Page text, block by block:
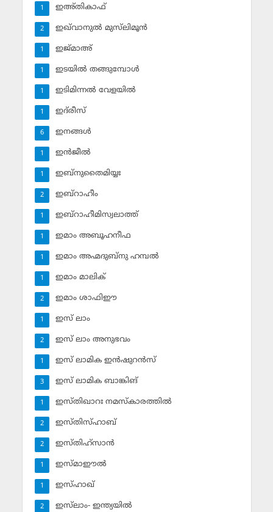
ഇഅ്തികാഫ്‌
1
ഇഖ്‌വാനുല്‍ മുസ്‌ലിമൂന്‍
2
ഇജ്മാഅ്
1
ഇടയില്‍ തങ്ങുമ്പോള്‍
1
ഇടിമിന്നല്‍ വേളയില്‍
1
ഇദ്‌രീസ്‌
1
ഇനങ്ങള്‍
6
ഇന്‍ജീല്‍
1
ഇബ്‌നുതൈമിയ്യഃ
1
ഇബ്‌റാഹീം
2
ഇബ്‌റാഹീമിസ്വലാത്ത്
1
ഇമാം അബൂഹനീഫ
1
ഇമാം അഹ്മദുബ്‌നു ഹമ്പല്‍
1
ഇമാം മാലിക്
1
ഇമാം ശാഫിഈ
2
ഇസ് ലാം
1
ഇസ് ലാം അനുഭവം
2
ഇസ് ലാമിക ഇന്‍ഷുറന്‍സ്‌
1
ഇസ് ലാമിക ബാങ്കിങ്‌
3
ഇസ്തിഖാറഃ നമസ്‌കാരത്തില്‍
1
ഇസ്തിസ്ഹാബ്
2
ഇസ്തിഹ്‌സാന്‍
2
ഇസ്മാഈല്‍
1
ഇസ്ഹാഖ്‌
1
ഇസ്‌ലാം- ഇന്ത്യയില്‍
2